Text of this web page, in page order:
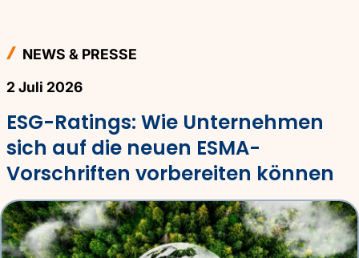
NEWS & PRESSE
2 Juli 2026
ESG-Ratings: Wie Unternehmen
sich auf die neuen ESMA-
Vorschriften vorbereiten können